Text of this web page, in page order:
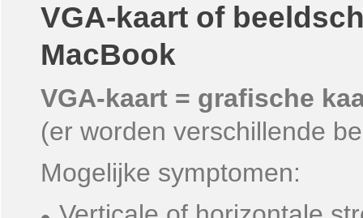
VGA-kaart of
MacBook
VGA-kaart = grafische
(er worden verschillende
Mogelijke symptomen: